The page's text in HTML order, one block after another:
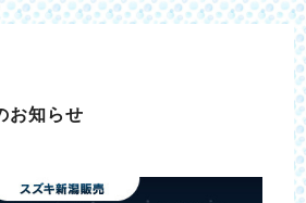
お知らせ